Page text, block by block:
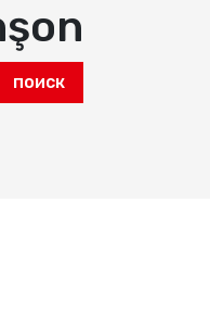
поиск